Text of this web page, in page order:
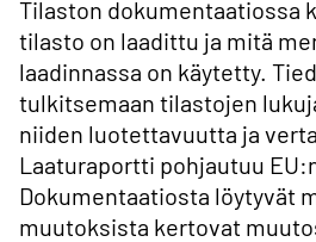
Tilaston dokumentaatiossa
tilasto on laadittu ja mitä
laadinnassa on käytetty.
tulkitsemaan tilastojen
niiden luotettavuutta ja
Laaturaportti pohjautuu
Dokumentaatiosta löytyvät
muutoksista kertovat